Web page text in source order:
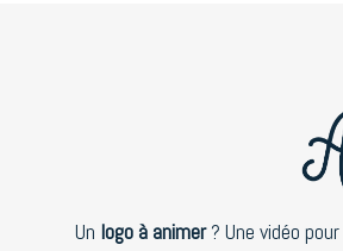
Un logo à animer? Une vidéo pour